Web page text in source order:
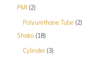
PMI 22
Polyurethane Tube 22
Shako 1818
Cylinder 33